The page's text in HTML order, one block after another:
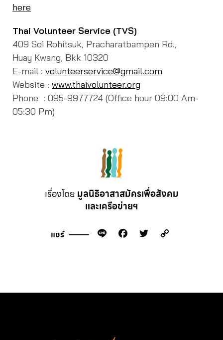
here
Thai Volunteer Service (TVS)
409 Soi Rohitsuk, Pracharatbampen Rd.,
Huay Kwang, Bkk 10320
E-mail : volunteerservice@gmail.com
Website : www.thaivolunteer.org
Phone : 095-9977724 (Office hour 09:00 Am-
05:30 Pm)
เรื่องโดย มูลนิธิอาสาสมัครเพื่อสังคม
และเครือข่ายฯ
แชร์ Line Facebook
Twitter